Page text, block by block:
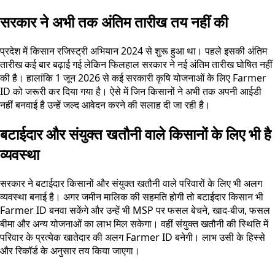
सरकार ने अभी तक अंतिम तारीख तय नहीं की
प्रदेश में किसान रजिस्ट्री अभियान 2024 से शुरू हुआ था। पहले इसकी अंतिम
तारीख कई बार बढ़ाई गई लेकिन फिलहाल सरकार ने नई अंतिम तारीख घोषित नहीं
की है। हालांकि 1 जून 2026 से कई सरकारी कृषि योजनाओं के लिए Farmer
ID को जरूरी कर दिया गया है। ऐसे में जिन किसानों ने अभी तक अपनी आईडी
नहीं बनवाई है उन्हें जल्द आवेदन करने की सलाह दी जा रही है।
बटाईदार और संयुक्त खतौनी वाले किसानों के लिए भी है
व्यवस्था
सरकार ने बटाईदार किसानों और संयुक्त खतौनी वाले परिवारों के लिए भी अलग
व्यवस्था बनाई है। अगर जमीन मालिक की सहमति होगी तो बटाईदार किसान भी
Farmer ID बनवा सकेंगे और उन्हें भी MSP पर फसल बेचने, खाद-बीज, फसल
बीमा और अन्य योजनाओं का लाभ मिल सकेगा। वहीं संयुक्त खतौनी की स्थिति में
परिवार के प्रत्येक खातेदार की अलग Farmer ID बनेगी। लाभ उसी के हिस्से
और रिकॉर्ड के अनुसार तय किया जाएगा।